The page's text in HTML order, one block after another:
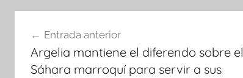
de
entradas
Entrada anterior
Argelia mantiene el diferendo sobre el
Sáhara marroquí para servir a sus